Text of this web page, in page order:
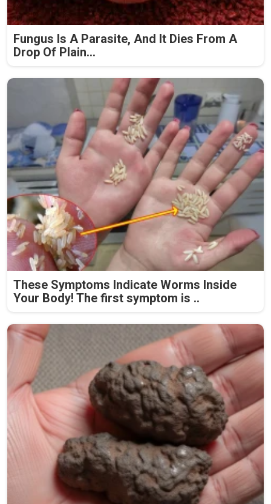
Fungus Is A Parasite, And It Dies From A
Drop Of Plain...
These Symptoms Indicate Worms Inside
Your Body! The first symptom is ..